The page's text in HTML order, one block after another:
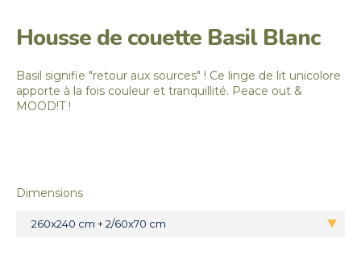
Housse de couette Basil Blanc
Basil signifie "retour aux sources" ! Ce linge de lit unicolore
apporte à la fois couleur et tranquillité. Peace out &
MOOD!T !
Dimensions
260x240 cm + 2/60x70 cm